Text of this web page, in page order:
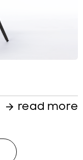
read more